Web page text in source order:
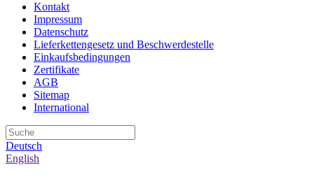
Kontakt
Impressum
Datenschutz
Lieferkettengesetz und Beschwerdestelle
Einkaufsbedingungen
Zertifikate
AGB
Sitemap
International
Deutsch
English